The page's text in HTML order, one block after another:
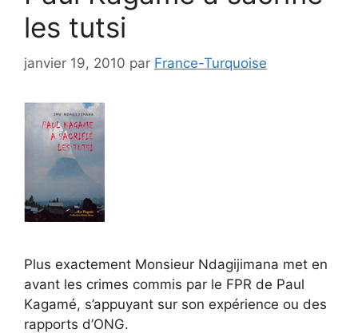
les tutsi
janvier 19, 2010 par France-Turquoise
Plus exactement Monsieur Ndagijimana met en
avant les crimes commis par le FPR de Paul
Kagamé, s’appuyant sur son expérience ou des
rapports d’ONG.